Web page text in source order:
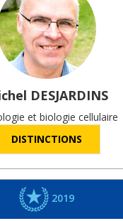
DESJARDINS
et biologie cellulaire
DISTINCTIONS
2019